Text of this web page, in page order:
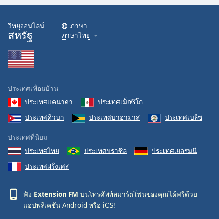
Caption
Area
Background
Opacity
Size
Text
Style
วิทยุออนไลน์
สหรัฐ
ภาษา:
ภาษาไทย
ประเทศเพื่อนบ้าน
ประเทศแคนาดา
ประเทศเม็กซิโก
ประเทศคิวบา
ประเทศบาฮามาส ประเทศเบลีซ
ประเทศที่นิยม
ประเทศไทย
ประเทศบราซิล
ประเทศเยอรมนี
ประเทศฝรั่งเศส
ฟัง Extension FM บนโทรศัพท์สมาร์ตโฟนของคุณได้ฟรีด้วย
แอปพลิเคชัน Android หรือ iOS!